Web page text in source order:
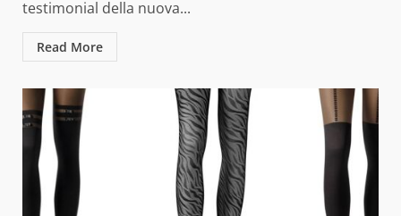
testimonial della nuova...
Read More